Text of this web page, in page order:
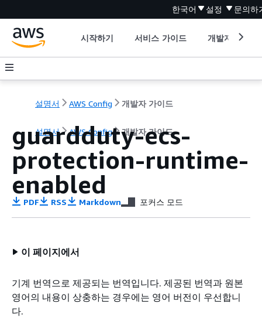
한국어 설정 문의하
시작하기 서비스 가이드 개발자 도구
설명서 AWS Config 개발자 가이드
설명서 AWS Config 개발자 가이드
guardduty-ecs-
protection-runtime-
enabled
PDF RSS Markdown 포커스 모드
이 페이지에서
기계 번역으로 제공되는 번역입니다. 제공된 번역과 원본
영어의 내용이 상충하는 경우에는 영어 버전이 우선합니
다.